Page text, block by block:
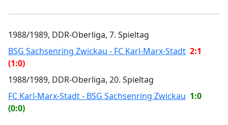
1988/1989, DDR-Oberliga, 7. Spieltag
BSG Sachsenring Zwickau - FC Karl-Marx-Stadt 2:1
(1:0)
1988/1989, DDR-Oberliga, 20. Spieltag
FC Karl-Marx-Stadt - BSG Sachsenring Zwickau 1:0
(0:0)